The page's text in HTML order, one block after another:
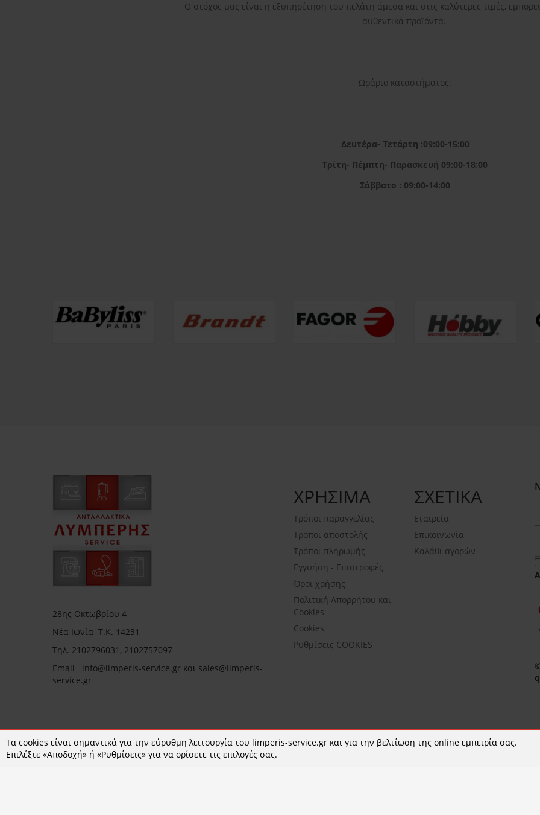
Ο στόχος μας είναι η εξυπηρέτηση του πελάτη άμεσα και στις καλύτερες τιμές,
αυθεντικά προϊόντα.
Ωράριο καταστήματος:
Δευτέρα- Τετάρτη :09:00-15:00
Τρίτη- Πέμπτη- Παρασκευή 09:00-18:00
Σάββατο : 09:00-14:00
28ης Οκτωβρίου 4
Νέα Ιωνία Τ.Κ. 14231
Τηλ. 2102796031, 2102757097
Email info@limperis-service.gr και sales@limperis-
service.gr
ΧΡΗΣΙΜΑ
Τρόποι παραγγελίας
Τρόποι αποστολής
Τρόποι πληρωμής
Εγγυήση - Επιστροφές
Όροι χρήσης
Πολιτική Απορρήτου και
Cookies
Cookies
Ρυθμίσεις COOKIES
ΣΧΕΤΙΚΑ
Εταιρεία
Επικοινωνία
Καλάθι αγορών
Τα cookies είναι σημαντικά για την εύρυθμη λειτουργία του limperis-service.gr και για την βελτίωση της online εμπειρία σας.
Επιλέξτε «Αποδοχή» ή «Ρυθμίσεις» για να ορίσετε τις επιλογές σας.